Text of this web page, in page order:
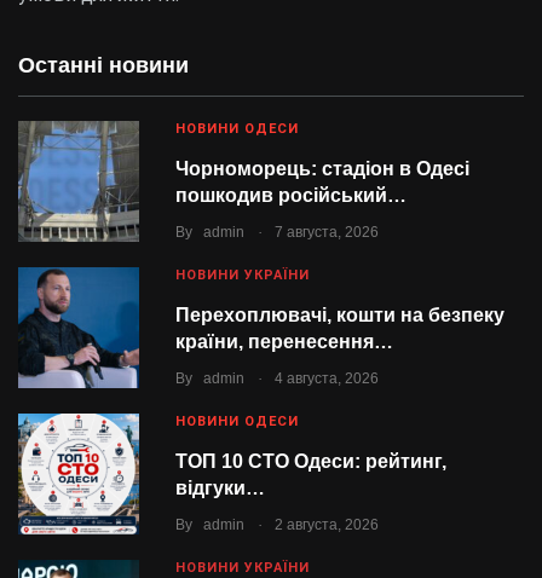
Останні новини
НОВИНИ ОДЕСИ
Чорноморець: стадіон в Одесі
пошкодив російський…
By admin . 7 августа, 2026
НОВИНИ УКРАЇНИ
Перехоплювачі, кошти на безпеку
країни, перенесення…
By admin . 4 августа, 2026
НОВИНИ ОДЕСИ
ТОП 10 СТО Одеси: рейтинг,
відгуки…
By admin . 2 августа, 2026
НОВИНИ УКРАЇНИ